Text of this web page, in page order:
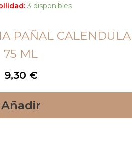
3 disponibles
PAÑAL CALENDULA
75 ML
9,30 €
Añadir